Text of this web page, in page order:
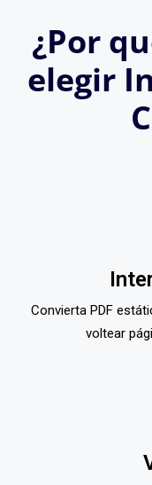
¿Por
elegir
Convierta PDF
voltear